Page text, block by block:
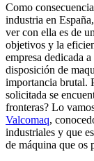
Como
industria en
ver con ella es de
objetivos y la
empresa dedicada
disposición de
importancia brutal.
solicitada se
fronteras? Lo
Valcomaq,
industriales y que
de máquina que os